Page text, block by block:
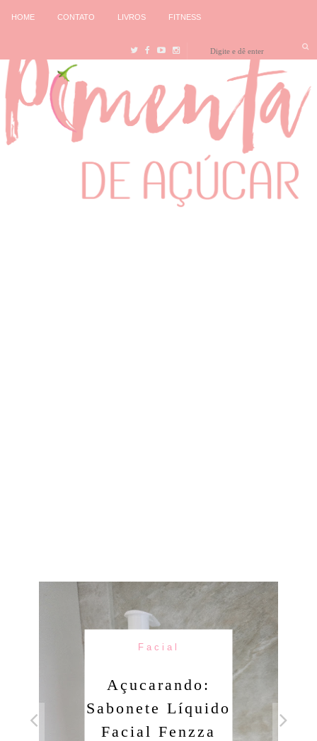
HOME CONTATO LIVROS FITNESS
Facial
Açucarando:
Sabonete Líquido
Facial Fenzza